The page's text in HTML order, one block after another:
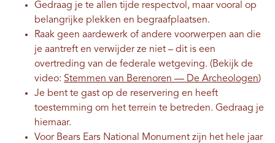
Gedraag je te allen tijde respectvol, maar vooral op
belangrijke plekken en begraafplaatsen.
Raak geen aardewerk of andere voorwerpen aan die
je aantreft en verwijder ze niet – dit is een
overtreding van de federale wetgeving. (Bekijk de
video: Stemmen van Berenoren — De Archeologen)
Je bent te gast op de reservering en heeft
toestemming om het terrein te betreden. Gedraag je
hiernaar.
Voor Bears Ears National Monument zijn het hele jaar